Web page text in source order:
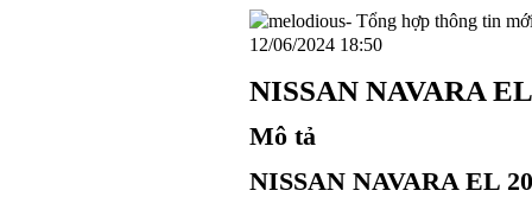
12/06/2024 18:50
NISSAN NAVARA
Mô tả
NISSAN NAVARA EL